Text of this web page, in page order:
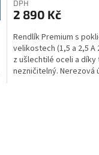
DPH
2 890 Kč
Rendlík Premium s
velikostech (1,5 a 2,5 A
z ušlechtilé oceli a
nezničitelný. Nerezová